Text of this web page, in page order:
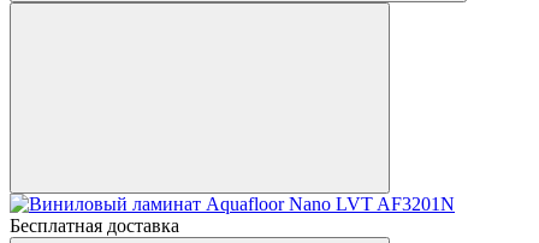
Бесплатная доставка